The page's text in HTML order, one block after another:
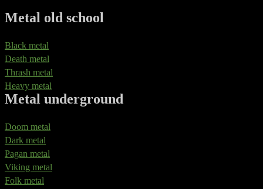
Metal old school
Black metal
Death metal
Thrash metal
Heavy metal
Metal underground
Doom metal
Dark metal
Pagan metal
Viking metal
Folk metal